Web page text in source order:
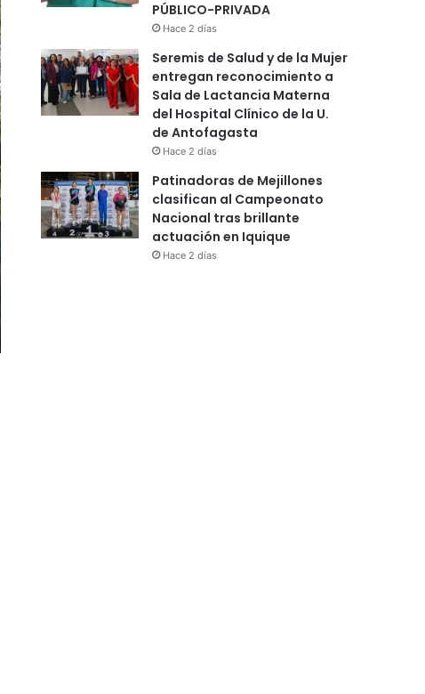
PÚBLICO-PRIVADA
Hace 2 días
Seremis de Salud y de la Mujer
entregan reconocimiento a
Sala de Lactancia Materna
del Hospital Clínico de la U.
de Antofagasta
Hace 2 días
Patinadoras de Mejillones
clasifican al Campeonato
Nacional tras brillante
actuación en Iquique
Hace 2 días